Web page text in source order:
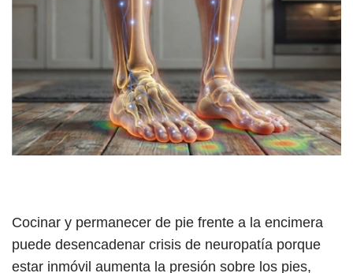
Cocinar y permanecer de pie frente a la encimera
puede desencadenar crisis de neuropatía porque
estar inmóvil aumenta la presión sobre los pies,